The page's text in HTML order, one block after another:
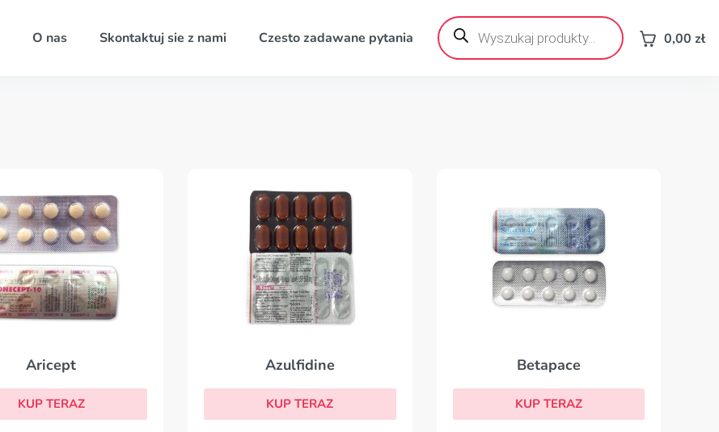
O nas Skontaktuj sie z nami Czesto zadawane pytania
Wyszukiwarka
produktów 0,00 zł
Aricept
KUP TERAZ
Azulfidine
KUP TERAZ
Betapace
KUP TERAZ